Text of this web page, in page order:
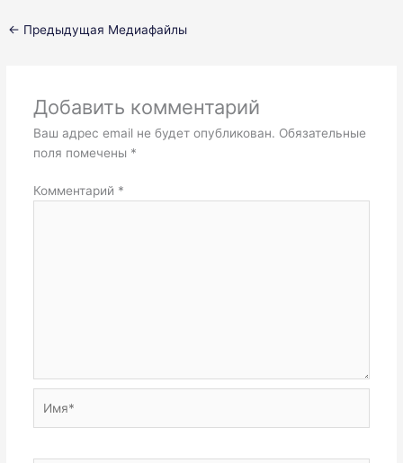
← Предыдущая Медиафайлы
Добавить комментарий
Ваш адрес email не будет опубликован. Обязательные
поля помечены *
Комментарий *